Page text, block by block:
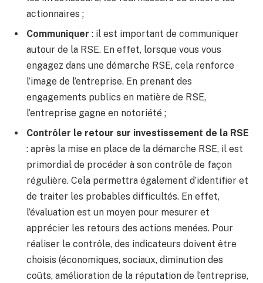
actionnaires ;
Communiquer : il est important de communiquer
autour de la RSE. En effet, lorsque vous vous
engagez dans une démarche RSE, cela renforce
l’image de l’entreprise. En prenant des
engagements publics en matière de RSE,
l’entreprise gagne en notoriété ;
Contrôler le retour sur investissement de la RSE
: après la mise en place de la démarche RSE, il est
primordial de procéder à son contrôle de façon
régulière. Cela permettra également d’identifier et
de traiter les probables difficultés. En effet,
l’évaluation est un moyen pour mesurer et
apprécier les retours des actions menées. Pour
réaliser le contrôle, des indicateurs doivent être
choisis (économiques, sociaux, diminution des
coûts, amélioration de la réputation de l’entreprise,